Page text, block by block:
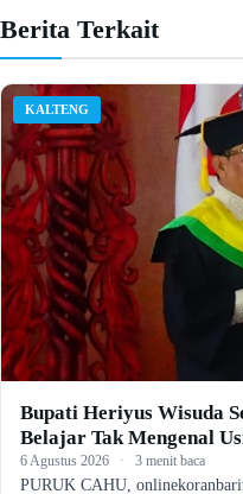
Berita Terkait
KALTENG
Bupati Heriyus Wisuda
Belajar Tak Mengenal
6 Agustus 2026 · 3 menit baca
PURUK CAHU,